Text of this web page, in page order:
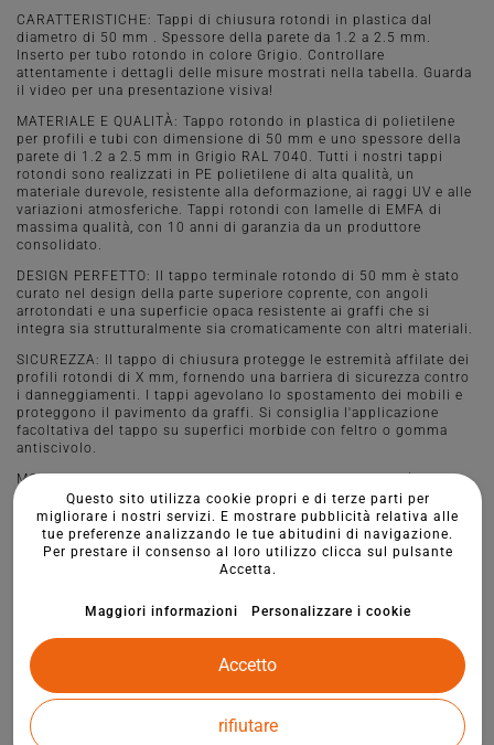
CARATTERISTICHE: Tappi di chiusura rotondi in plastica dal
diametro di 50 mm . Spessore della parete da 1.2 a 2.5 mm.
Inserto per tubo rotondo in colore Grigio. Controllare
attentamente i dettagli delle misure mostrati nella tabella. Guarda
il video per una presentazione visiva!
MATERIALE E QUALITÀ: Tappo rotondo in plastica di polietilene
per profili e tubi con dimensione di 50 mm e uno spessore della
parete di 1.2 a 2.5 mm in Grigio RAL 7040. Tutti i nostri tappi
rotondi sono realizzati in PE polietilene di alta qualità, un
materiale durevole, resistente alla deformazione, ai raggi UV e alle
variazioni atmosferiche. Tappi rotondi con lamelle di EMFA di
massima qualità, con 10 anni di garanzia da un produttore
consolidato.
DESIGN PERFETTO: Il tappo terminale rotondo di 50 mm è stato
curato nel design della parte superiore coprente, con angoli
arrotondati e una superficie opaca resistente ai graffi che si
integra sia strutturalmente sia cromaticamente con altri materiali.
SICUREZZA: Il tappo di chiusura protegge le estremità affilate dei
profili rotondi di X mm, fornendo una barriera di sicurezza contro
i danneggiamenti. I tappi agevolano lo spostamento dei mobili e
proteggono il pavimento da graffi. Si consiglia l'applicazione
facoltativa del tappo su superfici morbide con feltro o gomma
antiscivolo.
MONTAGGIO E USO: Grazie alle tre lamelle, il montaggio è
semplice e stabile senza l'uso di adesivi, è sufficiente premere o
colpire per inserirlo. Sono ideali per strutture di profili in acciaio,
alluminio e plastica, sistemi di recinzione, macchinari,
attrezzature, mobili, attrezzature da parco giochi e altri elementi
Questo sito utilizza cookie propri e di terze parti per
migliorare i nostri servizi. E mostrare pubblicità relativa alle
tue preferenze analizzando le tue abitudini di navigazione.
Per prestare il consenso al loro utilizzo clicca sul pulsante
Accetta.
Maggiori informazioni Personalizzare i cookie
rifiutare
Accetto